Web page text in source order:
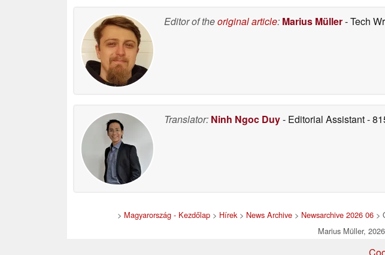
Editor of theoriginal article: Marius Müller- Tech
Translator: Ninh Ngoc Duy- Editorial Assistant-
> Magyarország - Kezdőlap > Hírek> News Archive > Newsarchive 2026 06 >
Marius Müller,